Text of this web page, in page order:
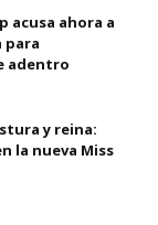
acusa ahora a
para
adentro
y reina:
la nueva Miss